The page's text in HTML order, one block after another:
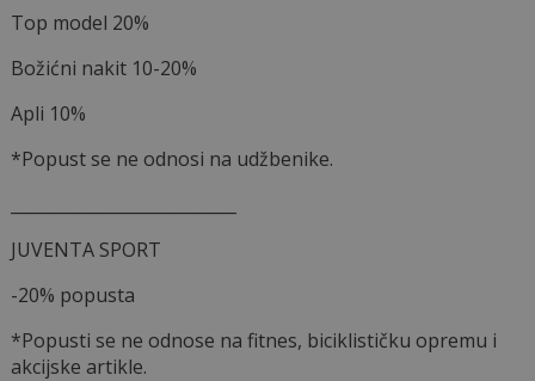
Top model 20%
Božićni nakit 10-20%
Apli 10%
*Popust se ne odnosi na udžbenike.
JUVENTA SPORT
-20% popusta
*Popusti se ne odnose na fitnes, biciklističku opremu i
akcijske artikle.